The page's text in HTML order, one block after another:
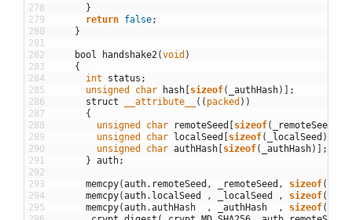
278
279
280
281
282
283
284
285
286
287
288
289
290
291
292
293
294
295
}
return false;
}
bool handshake2 (void )
{
int
status ;
unsigned
char hash [sizeof( _authHash) ] ;
struct
__attribute__ ( ( packed ) )
{
unsigned
char remoteSeed [sizeof( _remoteSeed
unsigned
char localSeed [sizeof( _localSeed )
unsigned
char authHash [sizeof( _authHash) ] ;
} auth;
memcpy(auth. remoteSeed , _remoteSeed , sizeof(
memcpy(auth. localSeed , _localSeed , sizeof(
memcpy(auth.authHash , _authHash , sizeof(